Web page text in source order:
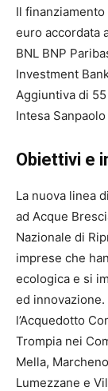
Il
euro accordata
BNL BNP
Investment
Aggiuntiva di
Intesa
Obiettivi e
La nuova linea
ad Acque
Nazionale di
imprese che
ecologica e si
ed
l’Acquedotto
Trompia nei
Mella,
Lumezzane e